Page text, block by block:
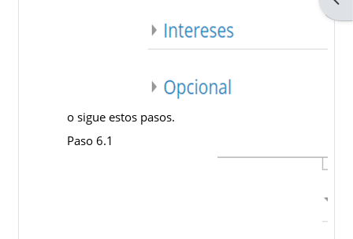
o sigue estos pasos.
Paso 6.1